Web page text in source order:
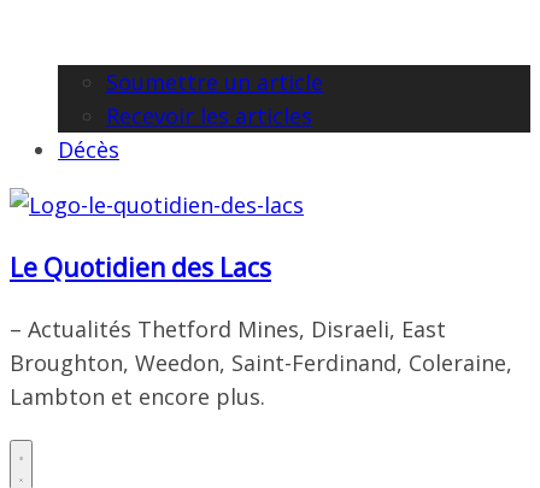
Soumettre un article
Recevoir les articles
Décès
Le Quotidien des Lacs
– Actualités Thetford Mines, Disraeli, East
Broughton, Weedon, Saint-Ferdinand, Coleraine,
Lambton et encore plus.